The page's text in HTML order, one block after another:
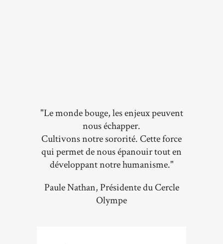
"Le monde bouge, les enjeux peuvent
nous échapper.
Cultivons notre sororité. Cette force
qui permet de nous épanouir tout en
développant notre humanisme."
Paule Nathan, Présidente du Cercle
Olympe